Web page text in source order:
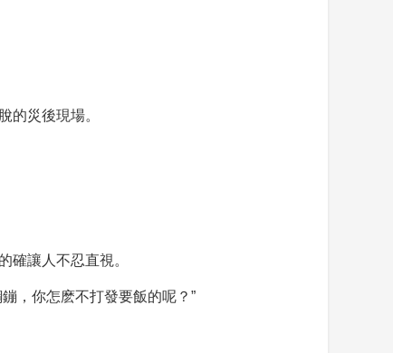
的災後現場。
確讓人不忍直視。
，你怎麽不打發要飯的呢？”